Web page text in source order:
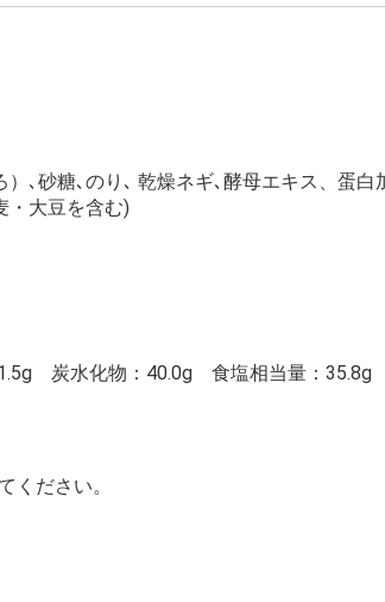
､砂糖､のり､ 乾燥ネギ､酵母エキス、蛋
・大豆を含む)
炭水化物：40.0g 食塩相当量：35.8g
ください。